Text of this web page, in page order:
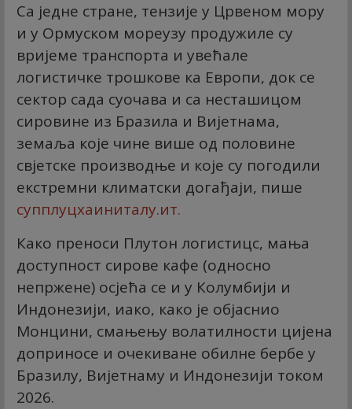
Са једне стране, тензије у Црвеном мору
и у Ормуском мореузу продужиле су
вријеме транспорта и увећале
логистичке трошкове ка Европи, док се
сектор сада суочава и са несташицом
сировине из Бразила и Вијетнама,
земаља које чине више од половине
свјетске производње и које су погодили
екстремни климатски догађаји, пише
супплyцхаиниталy.ит.
Како преноси Плутон логистицс, мања
доступност сирове кафе (односно
непржене) осјећа се и у Колумбији и
Индонезији, иако, како је објаснио
Монцини, смањењу волатилности цијена
доприносе и очекиване обилне бербе у
Бразилу, Вијетнаму и Индонезији током
2026.